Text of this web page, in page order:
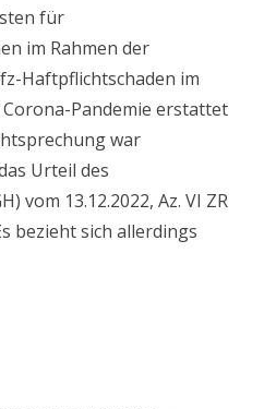
für
im Rahmen der
Haftpflichtschaden im
Pandemie erstattet
war
Urteil des
vom 13.12.2022, Az. VI ZR
bezieht sich allerdings